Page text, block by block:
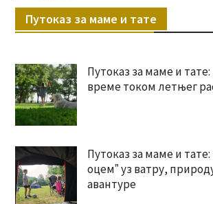
Путоказ за маме и тате
Путоказ за маме и
време током летњег
Путоказ за маме и
оцемˮ уз ватру,
авантуре